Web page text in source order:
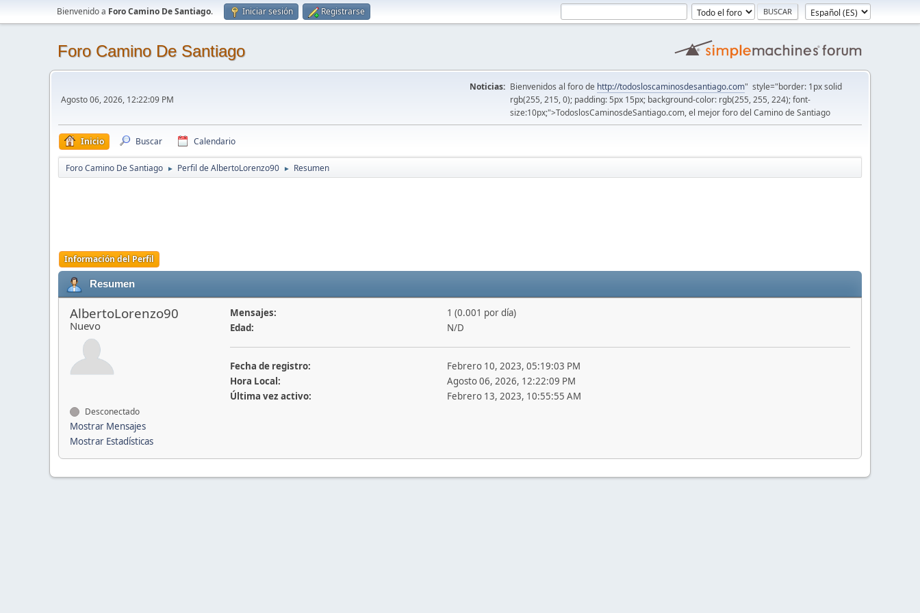
Bienvenido a Foro Camino De Santiago. Iniciar sesión Registrarse
Foro Camino De Santiago
Agosto 06, 2026, 12:22:09 PM
Noticias: Bienvenidos al foro de http://todosloscaminosdesantiago.com" style="border: 1px solid
rgb(255, 215, 0); padding: 5px 15px; background-color: rgb(255, 255, 224); font-
size:10px;">TodoslosCaminosdeSantiago.com, el mejor foro del Camino de Santiago
Inicio Buscar Calendario
Foro Camino De Santiago ► Perfil de AlbertoLorenzo90 ► Resumen
Información del Perfil
Resumen
AlbertoLorenzo90
Nuevo
Desconectado
Mostrar Mensajes
Mostrar Estadísticas
Mensajes:
1 (0.001 por día)
Edad:
N/D
Fecha de registro:
Febrero 10, 2023, 05:19:03 PM
Hora Local:
Agosto 06, 2026, 12:22:09 PM
Última vez activo:
Febrero 13, 2023, 10:55:55 AM